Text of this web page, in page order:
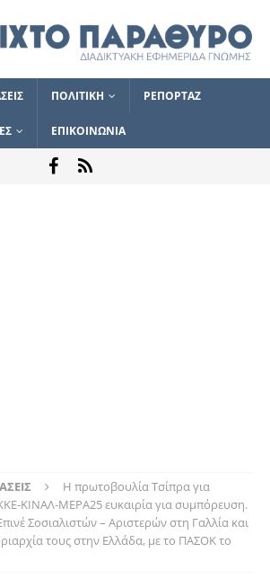
ΠΟΛΙΤΙΚΗ ΡΕΠΟΡΤΑΖ
ΕΠΙΚΟΙΝΩΝΙΑ
Η πρωτοβουλία Τσίπρα για
ΚΙΝΑΛ-ΜΕΡΑ25 ευκαιρία για συμπόρευση.
Σοσιαλιστών – Αριστερών στη Γαλλία και
τους στην Ελλάδα, με το ΠΑΣΟΚ το